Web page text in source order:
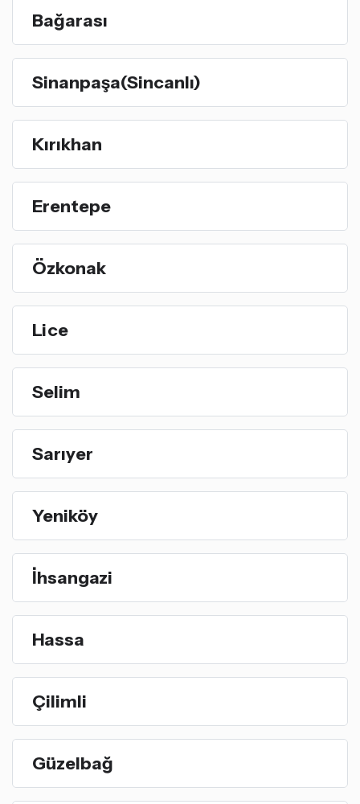
Bağarası
Sinanpaşa(Sincanlı)
Kırıkhan
Erentepe
Özkonak
Lice
Selim
Sarıyer
Yeniköy
İhsangazi
Hassa
Çilimli
Güzelbağ